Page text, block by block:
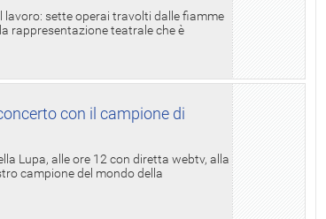
sette operai travolti dalle fiamme
rappresentazione teatrale che è
con il campione di
Lupa, alle ore 12 con diretta webtv, alla
campione del mondo della